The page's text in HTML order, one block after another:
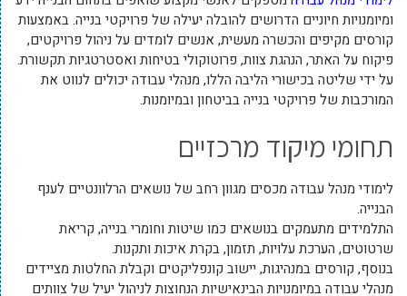
ומיומנויות חיוניים הדרושים להובלה יעילה של פרויקטי בנייה. באמצעות
קורסים מקיפים והכשרה מעשית, אנשים לומדים על ניהול פרויקטים,
פיקוח על האתר, הנהגת צוות, פרוטוקולי בטיחות ואסטרטגיות תקשורת.
על ידי שליטה בכישורי הליבה הללו, מנהלי עבודה יכולים לנווט את
המורכבות של פרויקטי בנייה בביטחון ובמיומנות.
תחומי מיקוד מרכזיים
לימודי מנהל עבודה מכסים מגוון רחב של נושאים הרלוונטיים לענף
הבנייה.
התלמידים מתעמקים בנושאים כמו שיטות וחומרי בנייה, קריאת
שרטוטים, הערכת עלויות, תזמון, בקרת איכות ותקנות.
בנוסף, קורסים במנהיגות, יישוב קונפליקטים וקבלת החלטות מציידים
מנהלי עבודה במיומנויות הבינאישיות הנחוצות לניהול יעיל של צוותים